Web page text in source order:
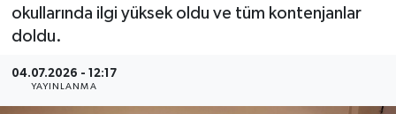
okullarında ilgi yüksek oldu ve tüm kontenjanlar
doldu.
04.07.2026 - 12:17
YAYINLANMA
Tüm Manşetler
Haber Arşivi